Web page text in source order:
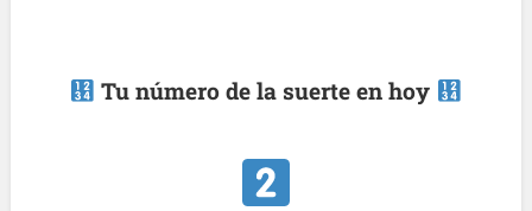
Tu número de la suerte en hoy